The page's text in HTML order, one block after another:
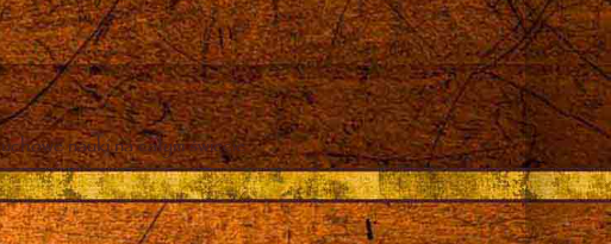
nauki na całym świecie